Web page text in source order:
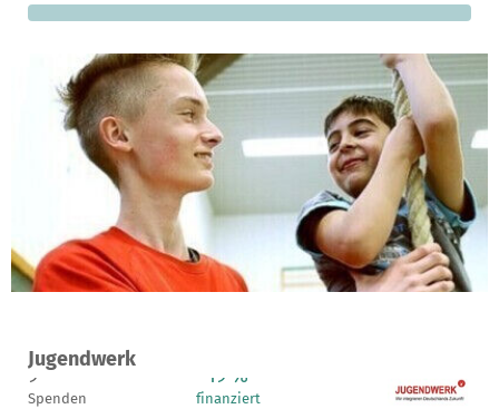
Jugendwerk
Ein Projekt in Wittmund, Deutschland
9
Spenden
19 %
finanziert
4.036 €
fehlen noch